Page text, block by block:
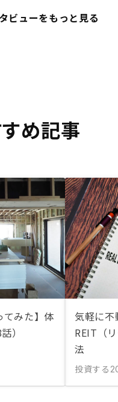
ビューをもっと見る
め記事
てみた】体
）
気軽に不
REIT（
法
投資する